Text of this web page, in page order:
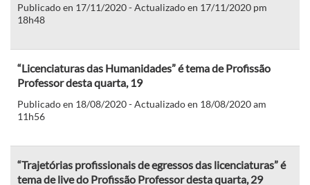
Publicado en 17/11/2020 - Actualizado en 17/11/2020 pm
18h48
“Licenciaturas das Humanidades” é tema de Profissão
Professor desta quarta, 19
Publicado en 18/08/2020 - Actualizado en 18/08/2020 am
11h56
“Trajetórias profissionais de egressos das licenciaturas” é
tema de live do Profissão Professor desta quarta, 29